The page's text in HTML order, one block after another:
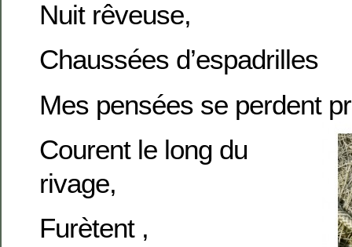
Nuit rêveuse,
Chaussées d’espadrilles
Mes pensées se perdent
Courent le long du
rivage,
Furètent ,